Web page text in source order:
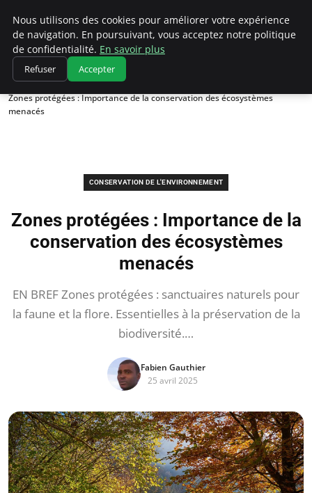
Climatedebtagents
Accueil
Conservation de l'environnement
Zones protégées : Importance de la conservation des écosystèmes
menacés
CONSERVATION DE L'ENVIRONNEMENT
Zones protégées : Importance de la
conservation des écosystèmes
menacés
EN BREF Zones protégées : sanctuaires naturels pour
la faune et la flore. Essentielles à la préservation de la
biodiversité.…
Fabien Gauthier
25 avril 2025
Nous utilisons des cookies pour améliorer votre expérience
de navigation. En poursuivant, vous acceptez notre politique
de confidentialité. En savoir plus
Refuser Accepter